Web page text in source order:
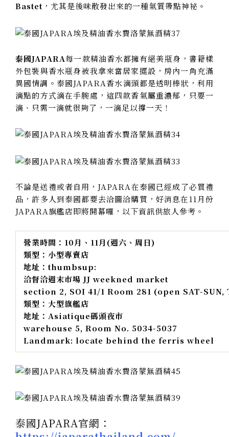
Bastet ，尤其是後味散發出來的一種氣質帶點神祕 。
泰國JAPARA每一款精油香水都擁有絕美瓶身，書籍樣
外包裝與香水瓶身被我拿來當居家擺設，房內一角充滿
異國情調 。泰國JAPARA香水滴頭都是透明棒狀，利用
滴點的方式滴在手腕處，這四款香氣屬重濃郁，只要一
滴、只需一滴就很夠了，一滴足以撐一天！
不論是送禮或者自用，JAPARA在泰國已經成了必買禮
品，許多人到泰國都要去洽圖洽購買，好消息在11月份
JAPARA旗艦店即將開幕囉，以下資訊供旅人參考。
營業時間：10月、11月(週六、周日)
類型：小型專賣店
地址：thumbsup:
洽督洽週末市場 JJ weekned market
section 2, SOI 41/1 Room 281 (open SAT-
類型：大型旗艦店
地址：Asiatique碼頭夜市
warehouse 5, Room No. 5034-5037
Landmark: locate behind the ferris wheel
泰國JAPARA官網：